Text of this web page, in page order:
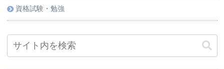
資格試験・勉強